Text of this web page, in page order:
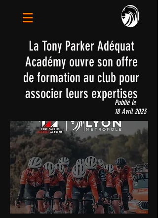
La Tony Parker Adéquat
Académy ouvre son offre
de formation au club pour
associer leurs expertises
Publié le
18 Avril 2023